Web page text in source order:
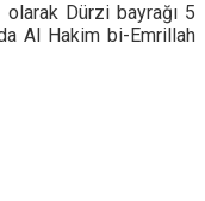
olarak Dürzi bayrağı 5
Al Hakim bi-Emrillah